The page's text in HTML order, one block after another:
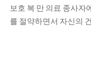
보호 복 만 의료 종사자
를 절약하면서 자신의